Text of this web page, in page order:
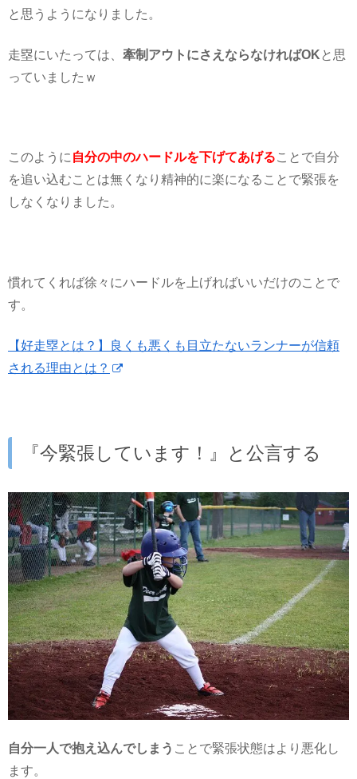
と思うようになりました。
走塁にいたっては、 牽制アウトにさえならなければOK と思
っていましたｗ
このように自分の中のハードルを下げてあげることで自分
を追い込むことは無くなり精神的に楽になることで緊張を
しなくなりました。
慣れてくれば徐々にハードルを上げればいいだけのことで
す。
【好走塁とは？】良くも悪くも目立たないランナーが信頼
される理由とは？
『今緊張しています！』と公言する
自分一人で抱え込んでしまう ことで緊張状態はより悪化し
ます。